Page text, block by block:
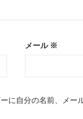
メール ※
に自分の名前、メー